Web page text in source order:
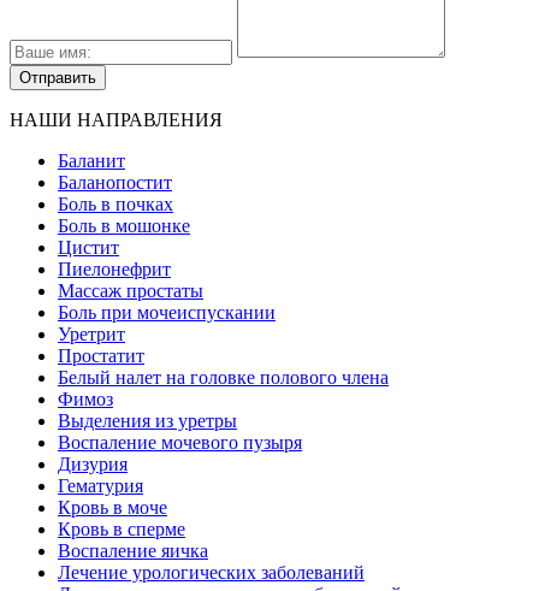
НАШИ НАПРАВЛЕНИЯ
Баланит
Баланопостит
Боль в почках
Боль в мошонке
Цистит
Пиелонефрит
Массаж простаты
Боль при мочеиспускании
Уретрит
Простатит
Белый налет на головке полового члена
Фимоз
Выделения из уретры
Воспаление мочевого пузыря
Дизурия
Гематурия
Кровь в моче
Кровь в сперме
Воспаление яичка
Лечение урологических заболеваний